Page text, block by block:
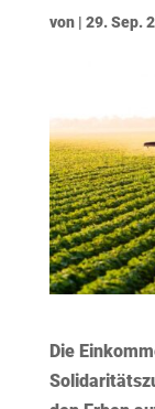
von | 29. Sep.
Die